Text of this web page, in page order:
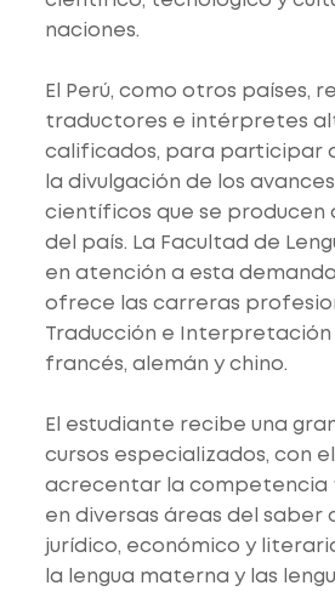
naciones.
El Perú, como otros países,
traductores e intérpretes
calificados, para participar
la divulgación de los
científicos que se producen
del país. La Facultad de
en atención a esta
ofrece las carreras
Traducción e Interpretación
francés, alemán y chino.
El estudiante recibe una
cursos especializados, con
acrecentar la competencia
en diversas áreas del saber
jurídico, económico y
la lengua materna y las